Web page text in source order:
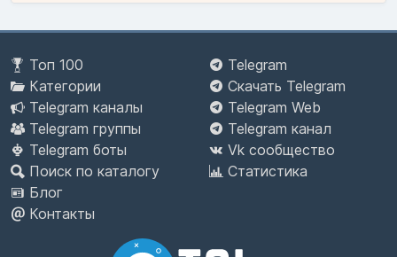
Топ 100
Категории
Telegram каналы
Telegram группы
Telegram боты
Поиск по каталогу
Блог
Контакты
Telegram
Скачать Telegram
Telegram Web
Telegram канал
Vk сообщество
Статистика